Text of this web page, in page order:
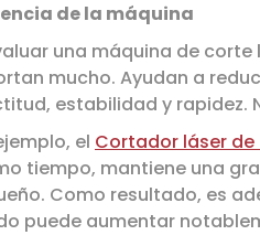
de la máquina
una máquina de
mucho. Ayudan a
estabilidad y rapidez.
el Cortador láser
tiempo, mantiene una
Como resultado, es
puede aumentar